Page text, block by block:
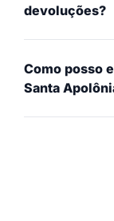
devoluções?
Como posso
Santa